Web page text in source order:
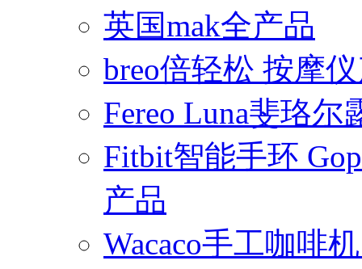
英国mak全产品
breo倍轻松 按摩
Fereo Luna斐珞
Fitbit智能手环
产品
Wacaco手工咖啡